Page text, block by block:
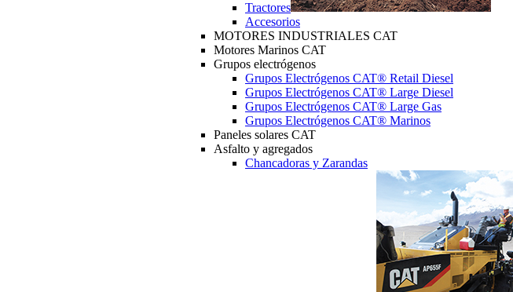
Tractores
Accesorios
MOTORES INDUSTRIALES CAT
Motores Marinos CAT
Grupos electrógenos
Grupos Electrógenos CAT® Retail Diesel
Grupos Electrógenos CAT® Large Diesel
Grupos Electrógenos CAT® Large Gas
Grupos Electrógenos CAT® Marinos
Paneles solares CAT
Asfalto y agregados
Chancadoras y Zarandas